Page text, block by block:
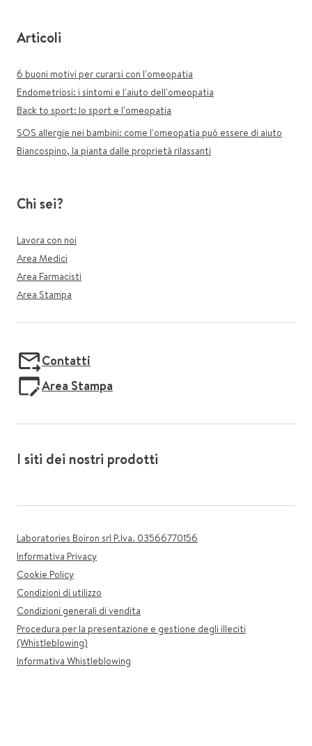
Articoli
6 buoni motivi per curarsi con l'omeopatia
Endometriosi: i sintomi e l'aiuto dell'omeopatia
Back to sport: lo sport e l'omeopatia
SOS allergie nei bambini: come l'omeopatia può essere di aiuto
Biancospino, la pianta dalle proprietà rilassanti
Chi sei?
Lavora con noi
Area Medici
Area Farmacisti
Area Stampa
Contatti
Area Stampa
I siti dei nostri prodotti
Laboratories Boiron srl P.Iva. 03566770156
Informativa Privacy
Cookie Policy
Condizioni di utilizzo
Condizioni generali di vendita
Procedura per la presentazione e gestione degli illeciti
(Whistleblowing)
Informativa Whistleblowing